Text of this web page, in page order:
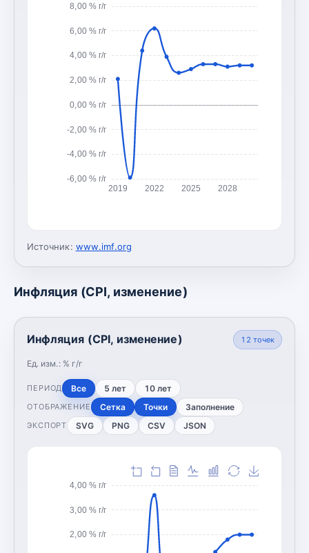
-6,00 % г/г
-4,00 % г/г
-2,00 % г/г
0,00 % г/г
2,00 % г/г
4,00 % г/г
6,00 % г/г
8,00 % г/г
2019 2022 2025 2028
Источник: www.imf.org
Инфляция (CPI, изменение)
Инфляция (CPI, изменение)
Ед. изм.: % г/г
12 точек
ПЕРИОД Все 5 лет 10 лет
ОТОБРАЖЕНИЕ Сетка Точки Заполнение
ЭКСПОРТ SVG PNG CSV JSON
2,00 % г/г
3,00 % г/г
4,00 % г/г